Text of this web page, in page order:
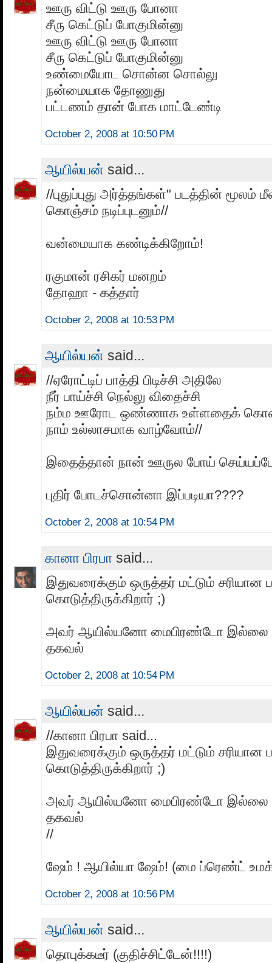
ஊரு விட்டு ஊரு போனா
சீரு கெட்டுப் போகுமின்னு
ஊரு விட்டு ஊரு போனா
சீரு கெட்டுப் போகுமின்னு
உண்மையோட சொன்ன சொல்லு
நன்மையாக தோணுது
பட்டணம் தான் போக மாட்டேண்டி
October 2, 2008 at 10:50 PM
ஆயில்யன் said...
//புதுப்புது அர்த்தங்கள்" படத்தின் மூலம்
கொஞ்சம் நடிப்புடனும்//
வன்மையாக கண்டிக்கிறோம்!
ரகுமான் ரசிகர் மனறம்
தோஹா - கத்தார்
October 2, 2008 at 10:53 PM
ஆயில்யன் said...
//ஏரோட்டிப் பாத்தி பிடிச்சி அதிலே
நீர் பாய்ச்சி நெல்லு விதைச்சி
நம்ம ஊரோட ஒண்ணாக உள்ளதைக்
நாம் உல்லாசமாக வாழ்வோம்//
இதைத்தான் நான் ஊருல போய்
புதிர் போடச்சொன்னா இப்படியா????
October 2, 2008 at 10:54 PM
கானா பிரபா said...
இதுவரைக்கும் ஒருத்தர் மட்டும் சரியான
கொடுத்திருக்கிறார் ;)
அவர் ஆயில்யனோ மைபிரண்டோ இல்லை
தகவல்
October 2, 2008 at 10:54 PM
ஆயில்யன் said...
//கானா பிரபா said...
இதுவரைக்கும் ஒருத்தர் மட்டும் சரியான
கொடுத்திருக்கிறார் ;)
அவர் ஆயில்யனோ மைபிரண்டோ இல்லை
தகவல்
//
ஷேம் ! ஆயில்யா ஷேம்! (மை ப்ரெண்ட்
October 2, 2008 at 10:56 PM
ஆயில்யன் said...
தொபுக்கடீர் (குதிச்சிட்டேன்!!!!)